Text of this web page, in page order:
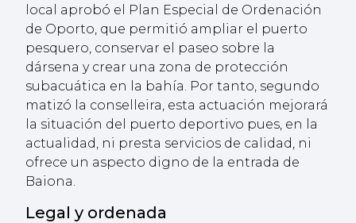
local aprobó el Plan Especial de Ordenación
de Oporto, que permitió ampliar el puerto
pesquero, conservar el paseo sobre la
dársena y crear una zona de protección
subacuática en la bahía. Por tanto, segundo
matizó la conselleira, esta actuación mejorará
la situación del puerto deportivo pues, en la
actualidad, ni presta servicios de calidad, ni
ofrece un aspecto digno de la entrada de
Baiona.
Legal y ordenada